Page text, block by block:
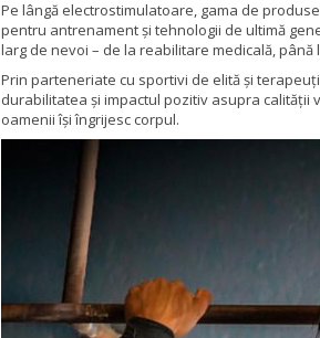
Pe lângă electrostimulatoare, gama de
pentru antrenament și tehnologii de ultimă
larg de nevoi – de la reabilitare medicală,
Prin parteneriate cu sportivi de elită și
durabilitatea și impactul pozitiv asupra calității
oamenii își îngrijesc corpul.